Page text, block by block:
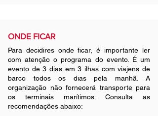
ONDE FICAR
Para decidires onde ficar, é importante ler
com atenção o programa do evento. É um
evento de 3 dias em 3 ilhas com viajens de
barco todos os dias pela manhã. A
organização não fornecerá transporte para
os terminais marítimos. Consulta as
recomendações abaixo: